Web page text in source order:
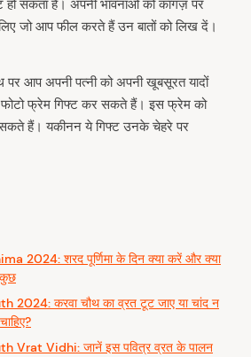
हो सकता है। अपनी भावनाओं को कागज़ पर
जो आप फील करते हैं उन बातों को लिख दें।
पर आप अपनी पत्नी को अपनी खूबसूरत यादों
फ्रेम गिफ्ट कर सकते हैं। इस फ्रेम को
हैं। यकीनन ये गिफ्ट उनके चेहरे पर
2024: शरद पूर्णिमा के दिन क्या करें और क्या
कुछ
2024: करवा चौथ का व्रत टूट जाए या चांद न
Vrat Vidhi: जानें इस पवित्र व्रत के पालन